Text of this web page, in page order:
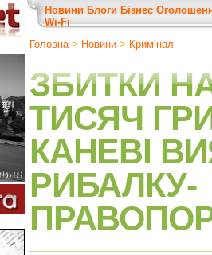
Новини Блоги Бізнес
Wi-Fi
Головна> Новини > Кримінал
ЗБИТКИ
ТИСЯЧ
КАНЕВІ
РИБАЛКУ-